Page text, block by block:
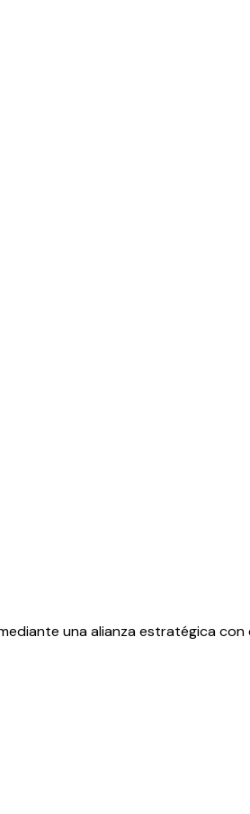
una alianza estratégica con